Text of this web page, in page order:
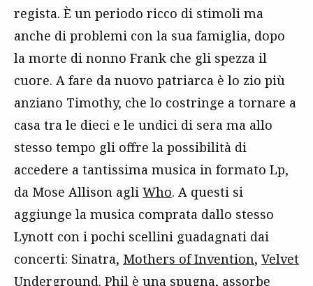
regista. È un periodo ricco di stimoli ma
anche di problemi con la sua famiglia, dopo
la morte di nonno Frank che gli spezza il
cuore. A fare da nuovo patriarca è lo zio più
anziano Timothy, che lo costringe a tornare a
casa tra le dieci e le undici di sera ma allo
stesso tempo gli offre la possibilità di
accedere a tantissima musica in formato Lp,
da Mose Allison agli Who. A questi si
aggiunge la musica comprata dallo stesso
Lynott con i pochi scellini guadagnati dai
concerti: Sinatra, Mothers of Invention, Velvet
Underground. Phil è una spugna, assorbe